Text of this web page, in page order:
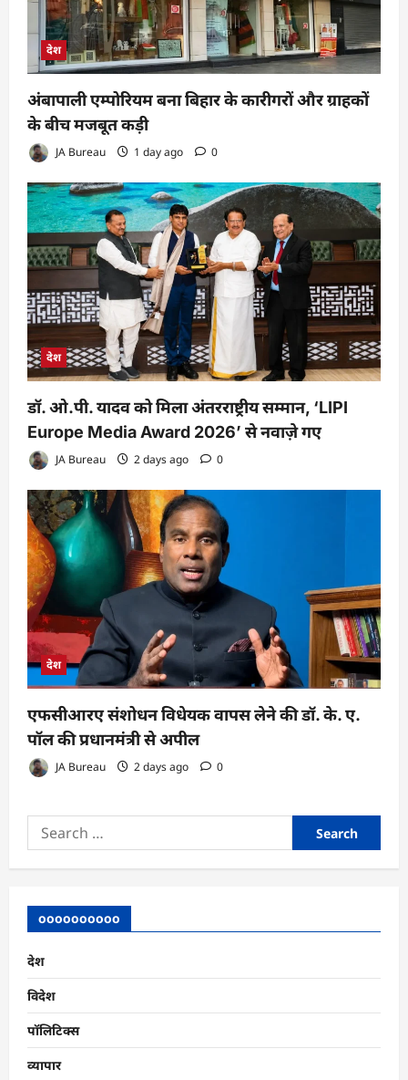
देश
अंबापाली एम्पोरियम बना बिहार के कारीगरों और ग्राहकों
के बीच मजबूत कड़ी
JA Bureau 1 day ago 0
देश
डॉ. ओ.पी. यादव को मिला अंतरराष्ट्रीय सम्मान, ‘LIPI
Europe Media Award 2026’ से नवाज़े गए
JA Bureau 2 days ago 0
देश
एफसीआरए संशोधन विधेयक वापस लेने की डॉ. के. ए.
पॉल की प्रधानमंत्री से अपील
JA Bureau 2 days ago 0
Search
for:
oooooooooo
देश
विदेश
पॉलिटिक्स
व्यापार